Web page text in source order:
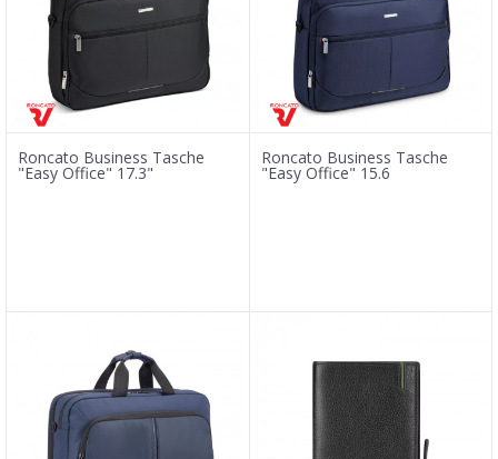
Roncato Business Tasche
"Easy Office" 17.3"
Roncato Business Tasche
"Easy Office" 15.6